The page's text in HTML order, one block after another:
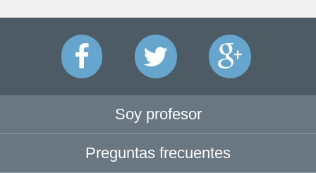
Soy profesor
Preguntas frecuentes